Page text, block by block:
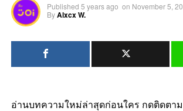
Published 5 years ago on November 5,
ByAlxcx W.
อ่านบทความใหม่ล่าสุดก่อนใคร กดติดตามเ